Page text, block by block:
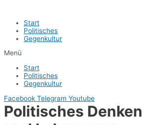
Start
Politisches
Gegenkultur
Menü
Start
Politisches
Gegenkultur
Facebook Telegram Youtube
Politisches Denken